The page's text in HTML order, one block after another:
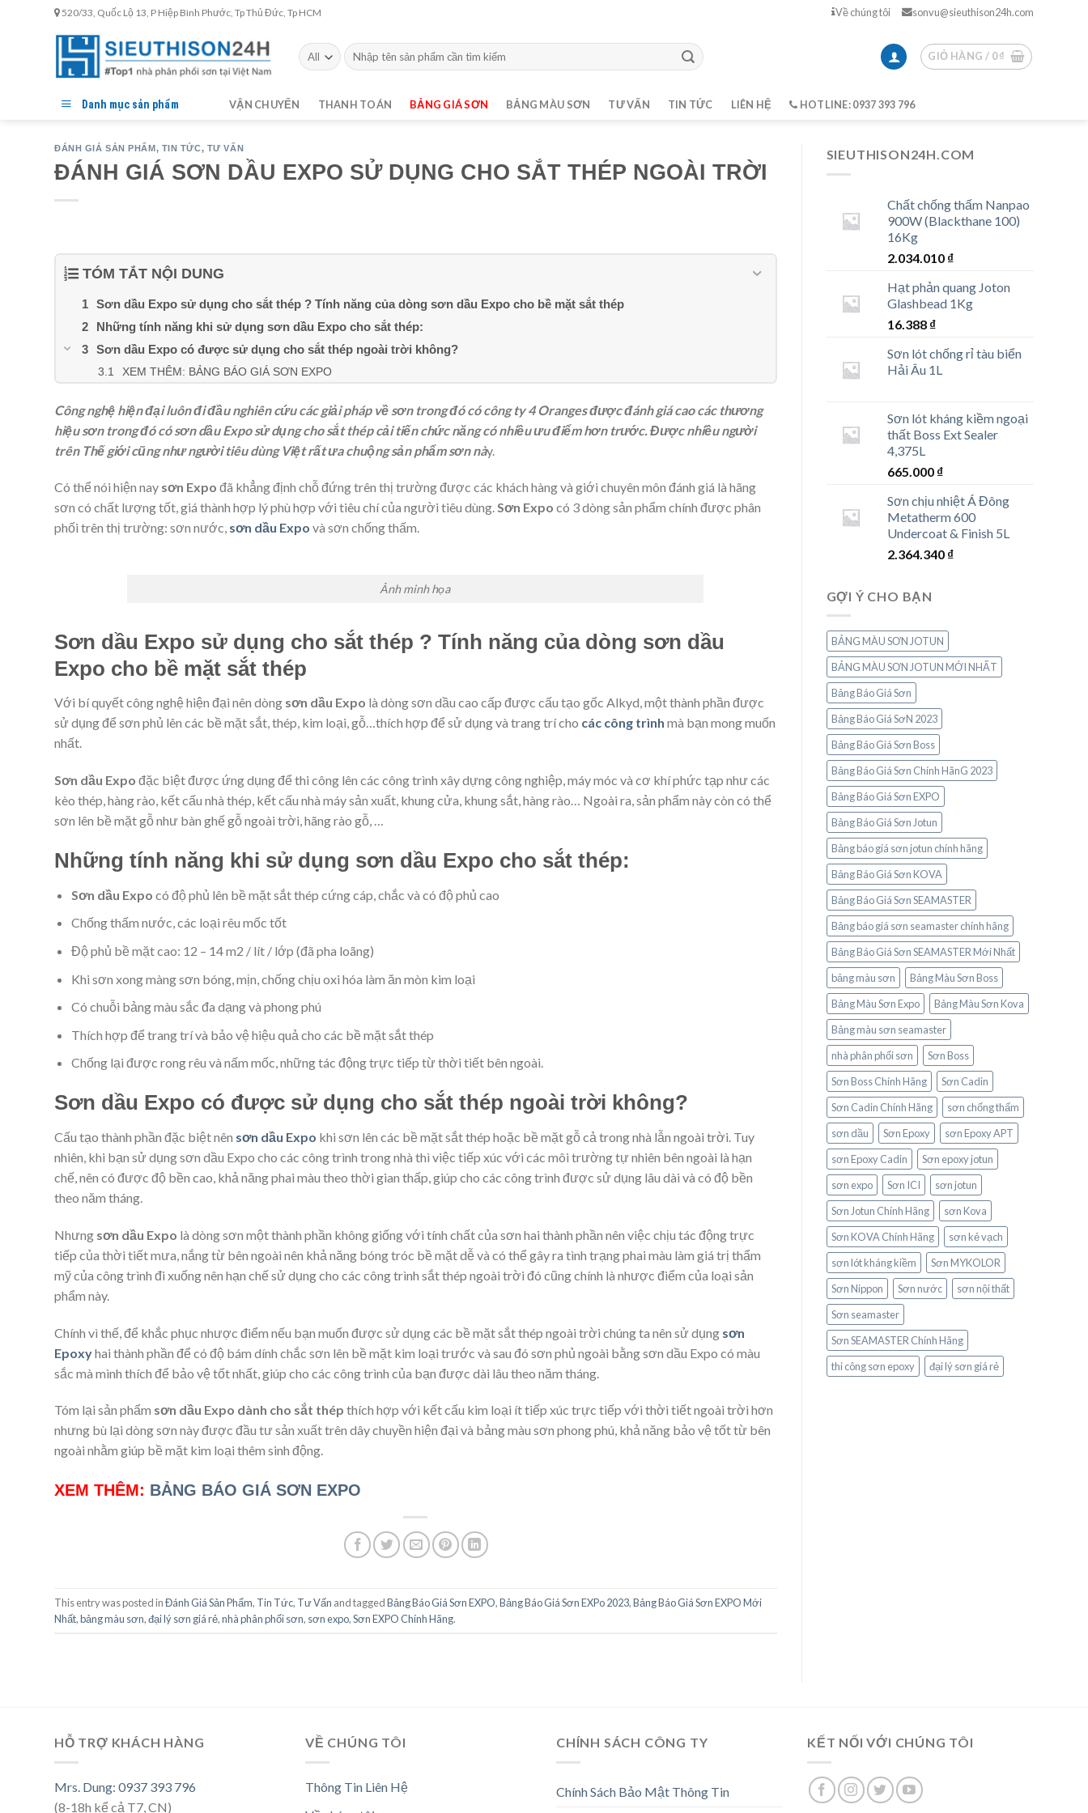
520/33, Quốc Lộ 13, P Hiệp Bình Phước, Tp Thủ Đức, Tp HCM Về chúng tôi sonvu@sieuthison24h.com
Tìm
kiếm:
GIỎ HÀNG / 0₫
Danh mục sản phẩm VẬN CHUYỂN THANH TOÁN BẢNG GIÁ SƠN BẢNG MÀU SƠN TƯ VẤN TIN TỨC LIÊN HỆ HOTLINE: 0937 393 796
ĐÁNH GIÁ SẢN PHẨM, TIN TỨC, TƯ VẤN
ĐÁNH GIÁ SƠN DẦU EXPO SỬ DỤNG CHO SẮT THÉP NGOÀI TRỜI
TÓM TẮT NỘI DUNG
Sơn dầu Expo sử dụng cho sắt thép ? Tính năng của dòng sơn dầu Expo cho bề mặt sắt thép
Những tính năng khi sử dụng sơn dầu Expo cho sắt thép:
Sơn dầu Expo có được sử dụng cho sắt thép ngoài trời không?
XEM THÊM: BẢNG BÁO GIÁ SƠN EXPO
Công nghệ hiện đại luôn đi đầu nghiên cứu các giải pháp về sơn trong đó có công ty 4 Oranges được đánh giá cao các thương
hiệu sơn trong đó có sơn dầu Expo sử dụng cho sắt thép cải tiến chức năng có nhiều ưu điểm hơn trước. Được nhiều người
trên Thế giới cũng như người tiêu dùng Việt rất ưa chuộng sản phẩm sơn này.
Có thể nói hiện nay sơn Expo đã khẳng định chỗ đứng trên thị trường được các khách hàng và giới chuyên môn đánh giá là hãng
sơn có chất lượng tốt, giá thành hợp lý phù hợp với tiêu chí của người tiêu dùng.Sơn Expo có 3 dòng sản phẩm chính được phân
phối trên thị trường: sơn nước, sơn dầu Expo và sơn chống thấm.
Ảnh minh họa
Sơn dầu Expo sử dụng cho sắt thép ? Tính năng của dòng sơn dầu
Expo cho bề mặt sắt thép
Với bí quyết công nghệ hiện đại nên dòng sơn dầu Expo là dòng sơn dầu cao cấp được cấu tạo gốc Alkyd, một thành phần được
sử dụng để sơn phủ lên các bề mặt sắt, thép, kim loại, gỗ…thích hợp để sử dụng và trang trí cho các công trình mà bạn mong muốn
nhất.
Sơn dầu Expo đặc biệt được ứng dụng để thi công lên các công trình xây dựng công nghiệp, máy móc và cơ khí phức tạp như các
kèo thép, hàng rào, kết cấu nhà thép, kết cấu nhà máy sản xuất, khung cửa, khung sắt, hàng rào… Ngoài ra, sản phẩm này còn có thể
sơn lên bề mặt gỗ như bàn ghế gỗ ngoài trời, hãng rào gỗ, …
Những tính năng khi sử dụng sơn dầu Expo cho sắt thép:
Sơn dầu Expo có độ phủ lên bề mặt sắt thép cứng cáp, chắc và có độ phủ cao
Chống thấm nước, các loại rêu mốc tốt
Độ phủ bề mặt cao: 12 – 14 m2 / lít / lớp (đã pha loãng)
Khi sơn xong màng sơn bóng, mịn, chống chịu oxi hóa làm ăn mòn kim loại
Có chuỗi bảng màu sắc đa dạng và phong phú
Thích hợp để trang trí và bảo vệ hiệu quả cho các bề mặt sắt thép
Chống lại được rong rêu và nấm mốc, những tác động trực tiếp từ thời tiết bên ngoài.
Sơn dầu Expo có được sử dụng cho sắt thép ngoài trời không?
Cấu tạo thành phần đặc biệt nên sơn dầu Expo khi sơn lên các bề mặt sắt thép hoặc bề mặt gỗ cả trong nhà lẫn ngoài trời. Tuy
nhiên, khi bạn sử dụng sơn dầu Expo cho các công trình trong nhà thì việc tiếp xúc với các môi trường tự nhiên bên ngoài là hạn
chế, nên có được độ bền cao, khả năng phai màu theo thời gian thấp, giúp cho các công trình được sử dụng lâu dài và có độ bền
theo năm tháng.
Nhưng sơn dầu Expo là dòng sơn một thành phần không giống với tính chất của sơn hai thành phần nên việc chịu tác động trực
tiếp của thời tiết mưa, nắng từ bên ngoài nên khả năng bóng tróc bề mặt dễ và có thể gây ra tình trạng phai màu làm giá trị thẩm
mỹ của công trình đi xuống nên hạn chế sử dụng cho các công trình sắt thép ngoài trời đó cũng chính là nhược điểm của loại sản
phẩm này.
Chính vì thế, để khắc phục nhược điểm nếu bạn muốn được sử dụng các bề mặt sắt thép ngoài trời chúng ta nên sử dụng sơn
Epoxyhai thành phần để có độ bám dính chắc sơn lên bề mặt kim loại trước và sau đó sơn phủ ngoài bằng sơn dầu Expo có màu
sắc mà mình thích để bảo vệ tốt nhất, giúp cho các công trình của bạn được dài lâu theo năm tháng.
Tóm lại sản phẩm sơn dầu Expo dành cho sắt thép thích hợp với kết cấu kim loại ít tiếp xúc trực tiếp với thời tiết ngoài trời hơn
nhưng bù lại dòng sơn này được đầu tư sản xuất trên dây chuyền hiện đại và bảng màu sơn phong phú, khả năng bảo vệ tốt từ bên
ngoài nhằm giúp bề mặt kim loại thêm sinh động.
XEM THÊM: BẢNG BÁO GIÁ SƠN EXPO
This entry was posted inĐánh Giá Sản Phẩm, Tin Tức, Tư Vấn and taggedBảng Báo Giá Sơn EXPO,Bảng Báo Giá Sơn EXPo 2023,Bảng Báo Giá Sơn EXPO Mới
Nhất,bảng màu sơn,đại lý sơn giá rẻ,nhà phân phối sơn, sơn expo,Sơn EXPO Chính Hãng.
SIEUTHISON24H.COM
Chất chống thấm Nanpao
900W (Blackthane 100)
16Kg
2.034.010 ₫
Hạt phản quang Joton
Glashbead 1Kg
16.388 ₫
Sơn lót chống rỉ tàu biển
Hải Âu 1L
Sơn lót kháng kiềm ngoại
thất Boss Ext Sealer
4,375L
665.000 ₫
Sơn chịu nhiệt Á Đông
Metatherm 600
Undercoat & Finish 5L
2.364.340 ₫
GỢI Ý CHO BẠN
BẢNG MÀU SƠN JOTUN
BẢNG MÀU SƠN JOTUN MỚI NHẤT
Bảng Báo Giá Sơn
Bảng Báo Giá SơN 2023
Bảng Báo Giá Sơn Boss
Bảng Báo Giá Sơn Chính HãnG 2023
Bảng Báo Giá Sơn EXPO
Bảng Báo Giá Sơn Jotun
Bảng báo giá sơn jotun chính hãng
Bảng Báo Giá Sơn KOVA
Bảng Báo Giá Sơn SEAMASTER
Bảng báo giá sơn seamaster chính hãng
Bảng Báo Giá Sơn SEAMASTER Mới Nhất
bảng màu sơn
Bảng Màu Sơn Boss
Bảng Màu Sơn Expo
Bảng Màu Sơn Kova
Bảng màu sơn seamaster
nhà phân phối sơn
Sơn Boss
Sơn Boss Chính Hãng
Sơn Cadin
Sơn Cadin Chính Hãng
sơn chống thấm
sơn dầu
Sơn Epoxy
sơn Epoxy APT
sơn Epoxy Cadin
Sơn epoxy jotun
sơn expo
Sơn ICI
sơn jotun
Sơn Jotun Chính Hãng
sơn Kova
Sơn KOVA Chính Hãng
sơn kẻ vạch
sơn lót kháng kiềm
Sơn MYKOLOR
Sơn Nippon
Sơn nước
sơn nội thất
Sơn seamaster
Sơn SEAMASTER Chính Hãng
thi công sơn epoxy
đại lý sơn giá rẻ
HỖ TRỢ KHÁCH HÀNG
Mrs. Dung: 0937 393 796
(8-18h kể cả T7, CN)
VỀ CHÚNG TÔI
Thông Tin Liên Hệ
CHÍNH SÁCH CÔNG TY
Chính Sách Bảo Mật Thông Tin
KẾT NỐI VỚI CHÚNG TÔI